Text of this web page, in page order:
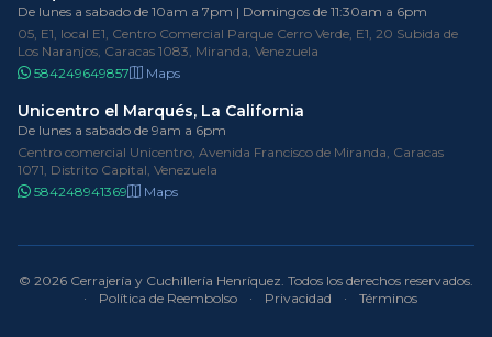
De lunes a sabado de 10am a 7pm | Domingos de 11:30am a 6pm
05, E1, local E1, Centro Comercial Parque Cerro Verde, E1, 20 Subida de
Los Naranjos, Caracas 1083, Miranda, Venezuela
584249649857
Maps
Unicentro el Marqués, La California
De lunes a sabado de 9am a 6pm
Centro comercial Unicentro, Avenida Francisco de Miranda, Caracas
1071, Distrito Capital, Venezuela
584248941369
Maps
© 2026 Cerrajería y Cuchillería Henríquez. Todos los derechos reservados.
·
Política de Reembolso · Privacidad · Términos